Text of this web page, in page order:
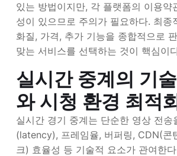
있는 방법이지만, 각 플랫폼의 이용약
성이 있으므로 주의가 필요하다. 최종
화질, 가격, 추가 기능을 종합적으로
맞는 서비스를 선택하는 것이 핵심이
실시간 중계의 기
와 시청 환경 최적
실시간 경기 중계는 단순한 영상 전송
(latency), 프레임율, 버퍼링, CDN(콘
크) 효율성 등 기술적 요소가 관여한